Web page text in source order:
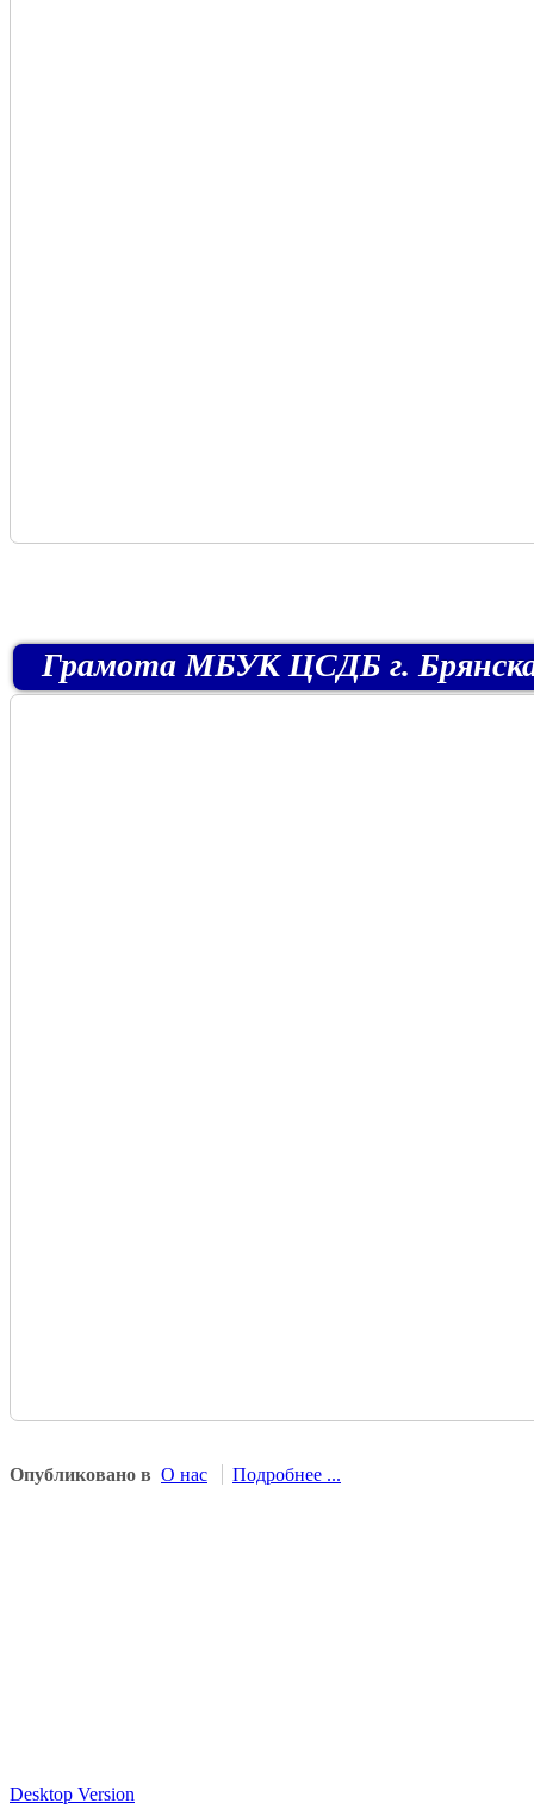
Грамота МБУК ЦСДБ г. Брянска
Опубликовано в О нас Подробнее ...
Desktop Version